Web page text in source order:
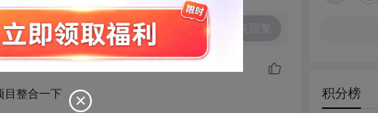
目整合一下 积分榜